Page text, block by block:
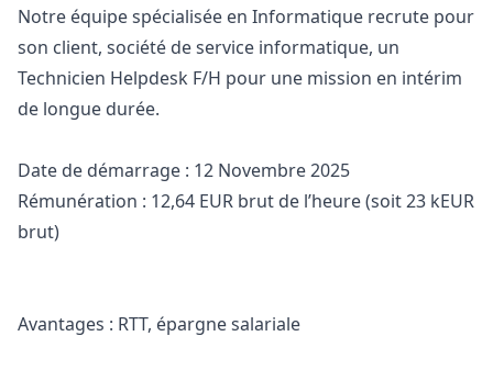
Notre équipe spécialisée en Informatique recrute pour
son client, société de service informatique, un
Technicien Helpdesk F/H pour une mission en intérim
de longue durée.
Date de démarrage : 12 Novembre 2025
Rémunération : 12,64 EUR brut de l’heure (soit 23 kEUR
brut)
Avantages : RTT, épargne salariale